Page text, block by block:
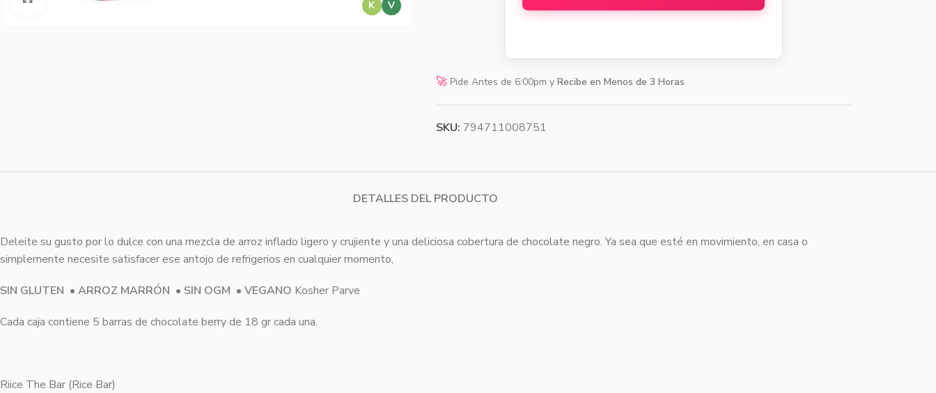
K V
🚀Pide Antes de 6:00pm y Recibe en Menos de 3 Horas
SKU: 794711008751
DETALLES DEL PRODUCTO
Deleite su gusto por lo dulce con una mezcla de arroz inflado ligero y crujiente y una deliciosa cobertura de chocolate negro. Ya sea que esté en movimiento, en casa o
simplemente necesite satisfacer ese antojo de refrigerios en cualquier momento,
SIN GLUTEN • ARROZ MARRÓN • SIN OGM • VEGANO Kosher Parve
Cada caja contiene 5 barras de chocolate berry de 18 gr cada una.
Riice The Bar (Rice Bar)